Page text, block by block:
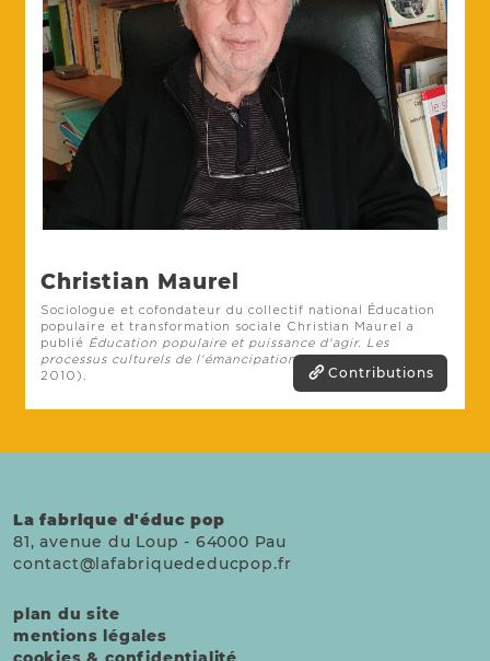
Christian Maurel
Sociologue et cofondateur du collectif national
Éducation
populaire et transformation sociale Christian Maurel
a
publié Éducation populaire et puissance d'agir. Les
processus culturels de l'émancipation.
2010).
Contributions
La fabrique d'éduc pop
81, avenue du Loup - 64000 Pau
contact@lafabriquededucpop.fr
plan du site
mentions légales